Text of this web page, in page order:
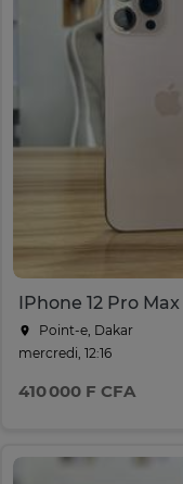
IPhone 12 Pro Max
Point-e, Dakar
mercredi, 12:16
410 000 F CFA